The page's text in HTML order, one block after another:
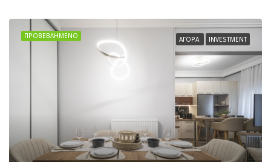
ΠΡΟΒΕΒΛΗΜΈΝΟ ΑΓΟΡΆ INVESTMENT